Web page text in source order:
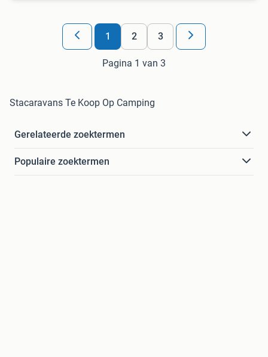
1 2 3
Pagina 1 van 3
Stacaravans Te Koop Op Camping
Gerelateerde zoektermen
Populaire zoektermen